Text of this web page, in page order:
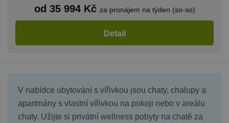
od 35 994 Kč za pronájem na týden (so-so)
Detail
V nabídce ubytování s vířivkou jsou chaty, chalupy a
apartmány s vlastní vířivkou na pokoji nebo v areálu
chaty. Užijte si privátní wellness pobyty na chatě za